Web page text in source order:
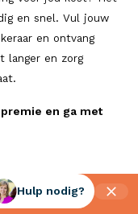
en snel. Vul jouw
en ontvang
langer en zorg
en ga met
Hulp nodig?